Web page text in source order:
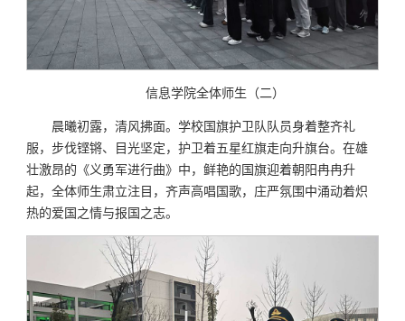
信息学院全体师生（二）
晨曦初露，清风拂面。学校国旗护卫队队员身着整齐礼
服，步伐铿锵、目光坚定，护卫着五星红旗走向升旗台。在雄
壮激昂的《义勇军进行曲》中，鲜艳的国旗迎着朝阳冉冉升
起，全体师生肃立注目，齐声高唱国歌，庄严氛围中涌动着炽
热的爱国之情与报国之志。